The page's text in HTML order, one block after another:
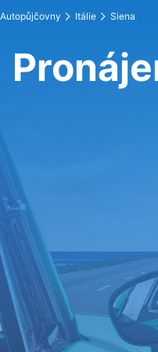
Autopůjčovny Itálie Siena